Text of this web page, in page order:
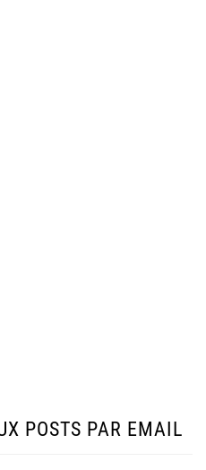
POSTS PAR EMAIL